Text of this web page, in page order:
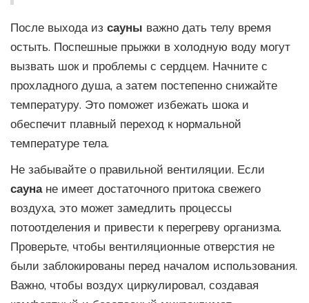
После выхода из сауны важно дать телу время
остыть. Поспешные прыжки в холодную воду могут
вызвать шок и проблемы с сердцем. Начните с
прохладного душа, а затем постепенно снижайте
температуру. Это поможет избежать шока и
обеспечит плавный переход к нормальной
температуре тела.
Не забывайте о правильной вентиляции. Если
саунане имеет достаточного притока свежего
воздуха, это может замедлить процессы
потоотделения и привести к перегреву организма.
Проверьте, чтобы вентиляционные отверстия не
были заблокированы перед началом использования.
Важно, чтобы воздух циркулировал, создавая